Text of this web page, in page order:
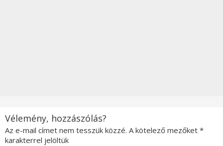
Vélemény, hozzászólás?
Az e-mail címet nem tesszük közzé. A kötelező mezőket *
karakterrel jelöltük